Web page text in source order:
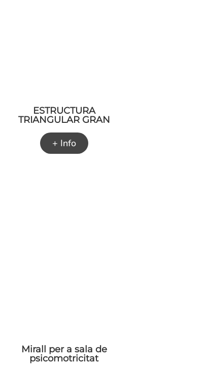
ESTRUCTURA
TRIANGULAR GRAN
+ Info
Mirall per a sala de
psicomotricitat